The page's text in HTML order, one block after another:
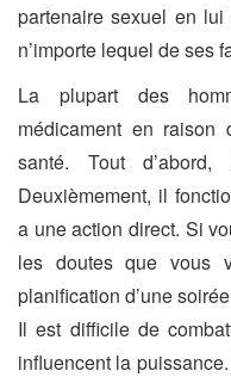
partenaire sexuel en
n’importe lequel de ses
La plupart des
médicament en raison
santé. Tout
Deuxièmement, il
a une action direct. Si
les doutes que vous
planification d’une
Il est difficile de
influencent la